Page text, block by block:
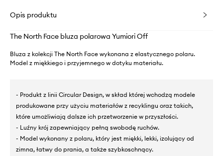
Opis produktu
The North Face bluza polarowa Yumiori Off
Bluza z kolekcji The North Face wykonana z elastycznego polaru.
Model z miękkiego i przyjemnego w dotyku materiału.
- Produkt z linii Circular Design, w skład której wchodzą modele
produkowane przy użyciu materiałów z recyklingu oraz takich,
które umożliwiają dalsze ich przetworzenie w przyszłości.
- Luźny krój zapewniający pełną swobodę ruchów.
- Model wykonany z polaru, który jest miękki, lekki, izolujący od
zimna, łatwy do prania, a także szybkoschnący.